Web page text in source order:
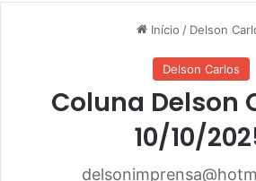
Início / Delson
Delson Carlos
Coluna Delson
10/10/